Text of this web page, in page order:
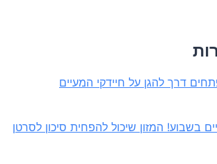
דרך להגן על חיידקי המעיים
בשבוע! המזון שיכול להפחית סיכון לסרטן